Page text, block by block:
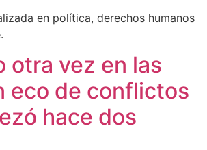
en política, derechos humanos
otra vez en las
eco de conflictos
hace dos